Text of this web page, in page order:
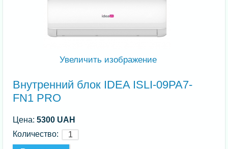
Увеличить изображение
Внутренний блок IDEA ISLI-09PA7-
FN1 PRO
Цена:5300 UAH
Количество: